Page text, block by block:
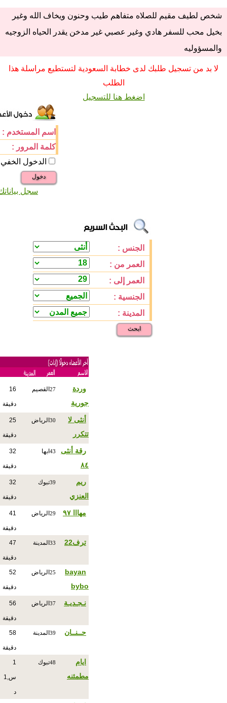
شخص لطيف مقيم للصلاه متفاهم طيب وحنون ويخاف الله وغير
بخيل محب للسفر هادي وغير عصبي غير مدخن يقدر الحياه الزوجيه
والمسؤوليه
لا بد من تسجيل طلبك لدى خطابة السعودية لتستطيع مراسلة هذا
الطلب
اضغط هنا للتسجيل
اسم المستخدم :
كلمة المرور :
الدخول الخفي
دخول
سجل
الجنس :
العمر من :
العمر إلى :
الجنسية :
المدينة :
ابحث
وردة
جورية
27 القصيم 16
دقيقة
أنثى لا
تتكرر
30 الرياض 25
دقيقة
رقة أنثى
٨٤
43 ابها 32
دقيقة
ريم
العنزي
39تبوك 32
دقيقة
مهااا ٩٧ 29 الرياض 41
دقيقة
ترف22 33 المدينة 47
دقيقة
bayan
bybo
25 الرياض 52
دقيقة
نـجـديـة 37 الرياض 56
دقيقة
حــنــان 39 المدينة 58
دقيقة
ايام
مطمئنه
48تبوك 1
س,1
د